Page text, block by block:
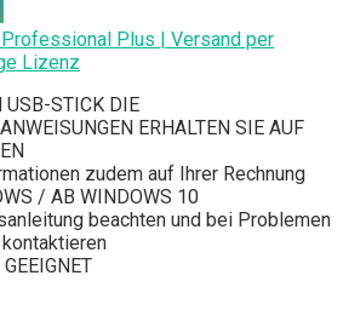
Plus | Versand per
Lizenz
USB-STICK DIE
ERHALTEN SIE AUF
zudem auf Ihrer Rechnung
/ AB WINDOWS 10
beachten und bei Problemen